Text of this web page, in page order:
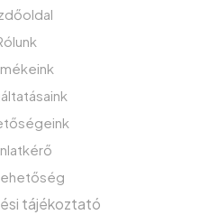
tájékoztató